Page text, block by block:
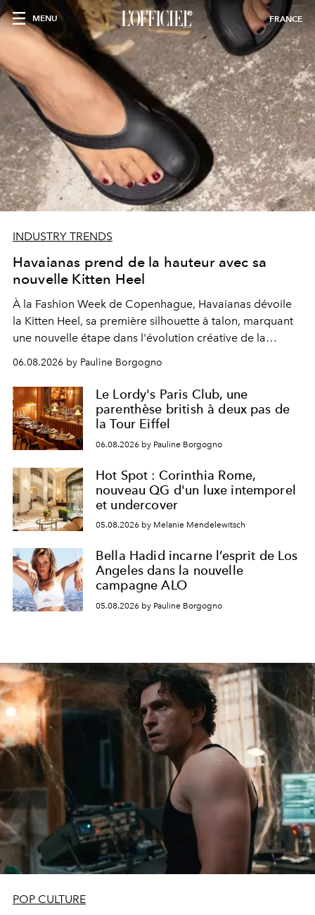
MENU FRANCE
INDUSTRY TRENDS
Havaianas prend de la hauteur avec sa
nouvelle Kitten Heel
À la Fashion Week de Copenhague, Havaianas dévoile
la Kitten Heel, sa première silhouette à talon, marquant
une nouvelle étape dans l'évolution créative de la
06.08.2026 by Pauline Borgogno
Le Lordy's Paris Club, une
parenthèse british à deux pas de
la Tour Eiffel
06.08.2026 by Pauline Borgogno
Hot Spot : Corinthia Rome,
nouveau QG d'un luxe intemporel
et undercover
05.08.2026 by Melanie Mendelewitsch
Bella Hadid incarne l’esprit de Los
Angeles dans la nouvelle
campagne ALO
05.08.2026 by Pauline Borgogno
POP CULTURE